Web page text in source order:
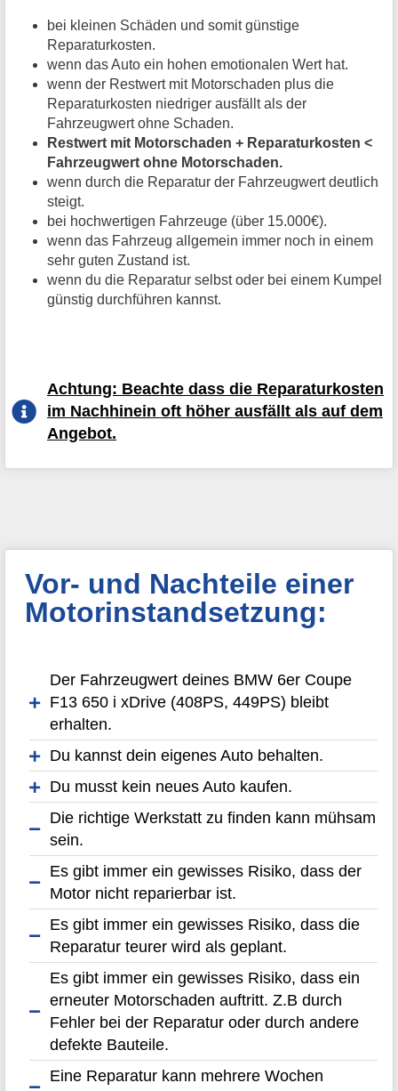
bei kleinen Schäden und somit günstige
Reparaturkosten.
wenn das Auto ein hohen emotionalen Wert hat.
wenn der Restwert mit Motorschaden plus die
Reparaturkosten niedriger ausfällt als der
Fahrzeugwert ohne Schaden.
Restwert mit Motorschaden + Reparaturkosten <
Fahrzeugwert ohne Motorschaden.
wenn durch die Reparatur der Fahrzeugwert deutlich
steigt.
bei hochwertigen Fahrzeuge (über 15.000€).
wenn das Fahrzeug allgemein immer noch in einem
sehr guten Zustand ist.
wenn du die Reparatur selbst oder bei einem Kumpel
günstig durchführen kannst.
Achtung: Beachte dass die Reparaturkosten
im Nachhinein oft höher ausfällt als auf dem
Angebot.
Vor- und Nachteile einer
Motorinstandsetzung:
Der Fahrzeugwert deines BMW 6er Coupe
F13 650 i xDrive (408PS, 449PS) bleibt
erhalten.
Du kannst dein eigenes Auto behalten.
Du musst kein neues Auto kaufen.
Die richtige Werkstatt zu finden kann mühsam
sein.
Es gibt immer ein gewisses Risiko, dass der
Motor nicht reparierbar ist.
Es gibt immer ein gewisses Risiko, dass die
Reparatur teurer wird als geplant.
Es gibt immer ein gewisses Risiko, dass ein
erneuter Motorschaden auftritt. Z.B durch
Fehler bei der Reparatur oder durch andere
defekte Bauteile.
Eine Reparatur kann mehrere Wochen